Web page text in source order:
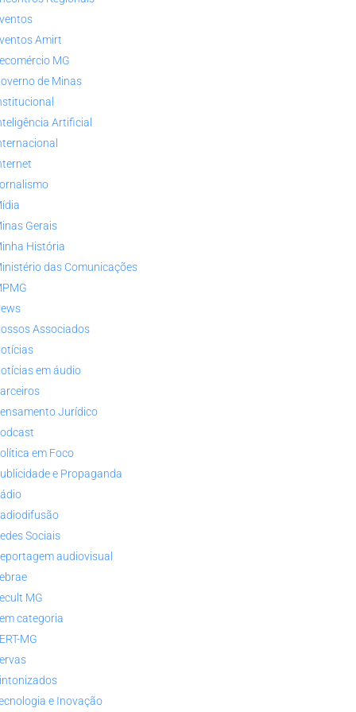
Amirt
MG
de Minas
Artificial
Gerais
História
das Comunicações
Associados
em áudio
Jurídico
em Foco
e Propaganda
Sociais
audiovisual
MG
categoria
MG
e Inovação